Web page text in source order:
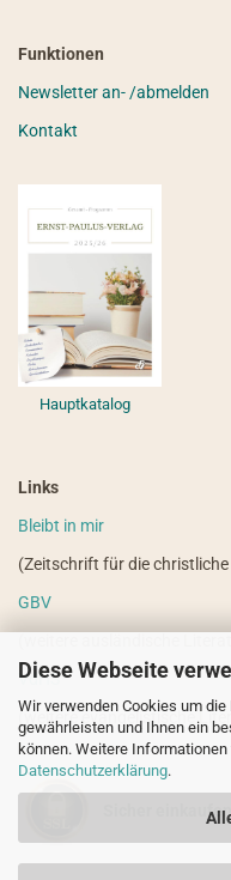
Diese Webseite
Wir verwenden Cookies um
gewährleisten und Ihnen ein
können. Weitere
Datenschutzerklärung.
Funktionen
Newsletter an- /abmelden
Kontakt
Hauptkatalog
Links
Bleibt in mir
(Zeitschrift für die christliche
GBV
VdHS
(weitere evangelistische
Sicher